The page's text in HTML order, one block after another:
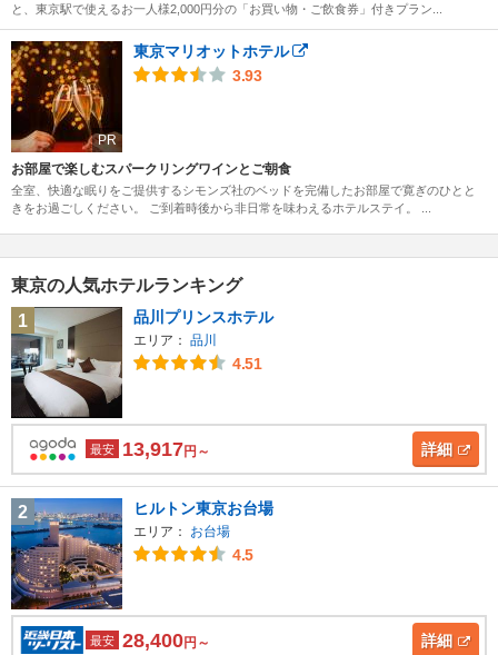
と、東京駅で使えるお一人様2,000円分の「お買い物・ご飲食券」付きプラン...
PR
東京マリオットホテル
3.93
お部屋で楽しむスパークリングワインとご朝食
全室、快適な眠りをご提供するシモンズ社のベッドを完備したお部屋で寛ぎのひとと
きをお過ごしください。 ご到着時後から非日常を味わえるホテルステイ。 ...
東京の人気ホテルランキング
1
品川プリンスホテル
エリア： 品川
4.51
最安 13,917円～ 詳細
2 ヒルトン東京お台場
エリア： お台場
4.5
最安 28,400円～ 詳細